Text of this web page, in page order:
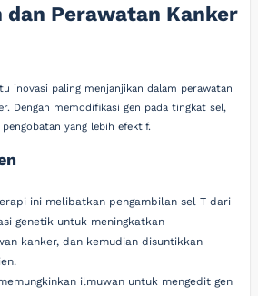
dan Perawatan Kanker
inovasi paling menjanjikan dalam perawatan
Dengan memodifikasi gen pada tingkat sel,
yang lebih efektif.
ini melibatkan pengambilan sel T dari
genetik untuk meningkatkan
kanker, dan kemudian disuntikkan
ilmuwan untuk mengedit gen